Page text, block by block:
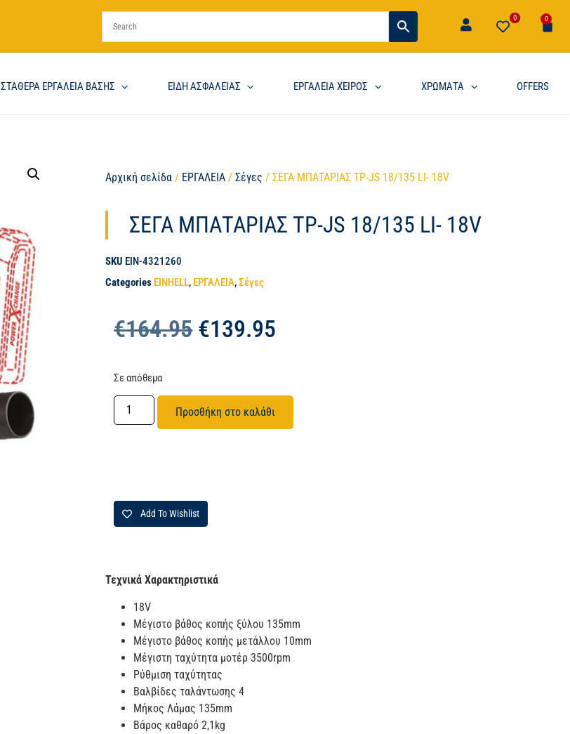
0 0
ΣΤΑΘΕΡΑ ΕΡΓΑΛΕΙΑ ΒΑΣΗΣ ΕΙΔΗ ΑΣΦΑΛΕΙΑΣ ΕΡΓΑΛΕΙΑ ΧΕΙΡΟΣ ΧΡΩΜΑΤΑ OFFERS
Αρχική σελίδα / ΕΡΓΑΛΕΙΑ /Σέγες / ΣΕΓΑ ΜΠΑΤΑΡΙΑΣ TP-JS 18/135 LI- 18V
ΣΕΓΑ ΜΠΑΤΑΡΙΑΣ TP-JS 18/135 LI- 18V
SKU EIN-4321260
Categories EINHELL, ΕΡΓΑΛΕΙΑ,Σέγες
€164.95 €139.95
Σε απόθεμα
Προσθήκη στο καλάθι
Add To Wishlist
Τεχνικά Χαρακτηριστικά
18V
Μέγιστο βάθος κοπής ξύλου 135mm
Μέγιστο βάθος κοπής μετάλλου 10mm
Μέγιστη ταχύτητα μοτέρ 3500rpm
Ρύθμιση ταχύτητας
Βαλβίδες ταλάντωσης 4
Μήκος Λάμας 135mm
Βάρος καθαρό 2,1kg